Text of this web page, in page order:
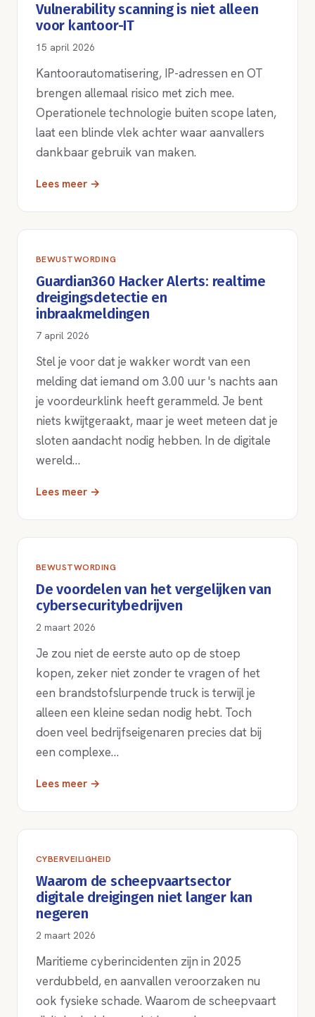
Vulnerability scanning is niet alleen
voor kantoor-IT
15 april 2026
Kantoorautomatisering, IP-adressen en OT
brengen allemaal risico met zich mee.
Operationele technologie buiten scope laten,
laat een blinde vlek achter waar aanvallers
dankbaar gebruik van maken.
Lees meer →
BEWUSTWORDING
Guardian360 Hacker Alerts: realtime
dreigingsdetectie en
inbraakmeldingen
7 april 2026
Stel je voor dat je wakker wordt van een
melding dat iemand om 3.00 uur 's nachts aan
je voordeurklink heeft gerammeld. Je bent
niets kwijtgeraakt, maar je weet meteen dat je
sloten aandacht nodig hebben. In de digitale
wereld…
Lees meer →
BEWUSTWORDING
De voordelen van het vergelijken van
cybersecuritybedrijven
2 maart 2026
Je zou niet de eerste auto op de stoep
kopen, zeker niet zonder te vragen of het
een brandstofslurpende truck is terwijl je
alleen een kleine sedan nodig hebt. Toch
doen veel bedrijfseigenaren precies dat bij
een complexe…
Lees meer →
CYBERVEILIGHEID
Waarom de scheepvaartsector
digitale dreigingen niet langer kan
negeren
2 maart 2026
Maritieme cyberincidenten zijn in 2025
verdubbeld, en aanvallen veroorzaken nu
ook fysieke schade. Waarom de scheepvaart